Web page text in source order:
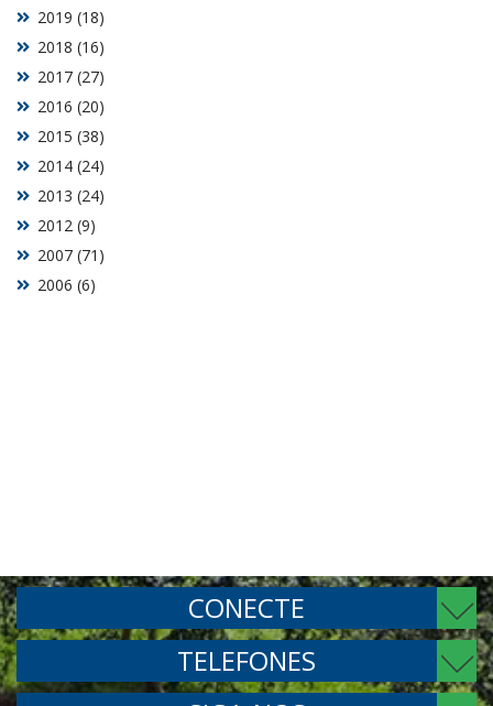
2006 (6)
2007 (71)
2012 (9)
2013 (24)
2014 (24)
2015 (38)
2016 (20)
2017 (27)
2018 (16)
2019 (18)
CONECTE
TELEFONES